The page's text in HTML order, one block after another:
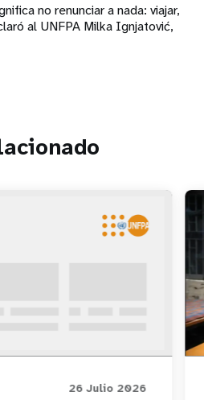
no renunciar a nada: viajar,
al UNFPA Milka Ignjatović,
26 Julio 2026